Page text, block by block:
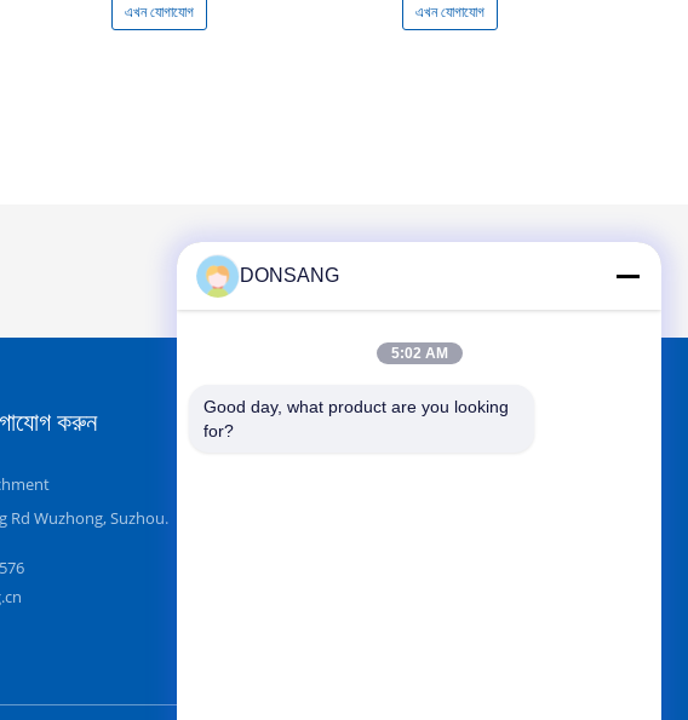
এখন যোগাযোগ এখন যোগাযোগ
করুন
Rd Wuzhong, Suzhou.
আমাদের খুঁজে
DONSANG
5:02 AM
Good day, what product are you looking
for?